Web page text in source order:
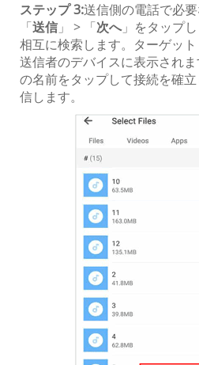
ステップ 3:送信側の電話で必要
「送信 」 > 「次へ」をタップ
相互に検索します。ターゲット
送信者のデバイスに表示され
の名前をタップして接続を確
信します。